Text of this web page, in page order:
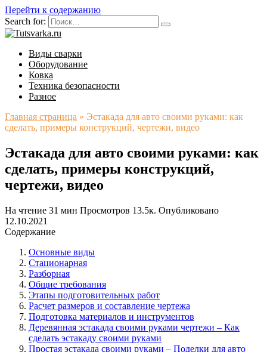
Перейти к содержанию
Search for:
Виды сварки
Оборудование
Ковка
Техника безопасности
Разное
Главная страница » Эстакада для авто своими руками: как
сделать, примеры конструкций, чертежи, видео
Эстакада для авто своими руками: как
сделать, примеры конструкций,
чертежи, видео
На чтение 31 мин Просмотров 13.5к. Опубликовано
12.10.2021
Содержание
Основные виды
Стационарная
Разборная
Общие требования
Этапы подготовительных работ
Расчет размеров и составление чертежа
Подготовка материалов и инструментов
Деревянная эстакада своими руками чертежи – Как
сделать эстакаду своими руками
Простая эстакада своими руками – Поделки для авто